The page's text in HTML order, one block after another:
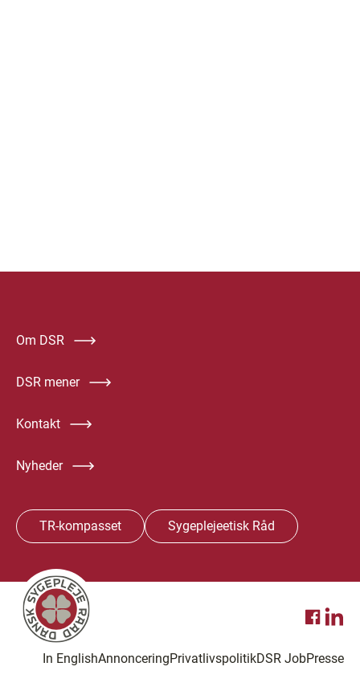
Om DSR
DSR mener
Kontakt
Nyheder
TR-kompasset Sygeplejeetisk Råd
In EnglishAnnonceringPrivatlivspolitikDSR JobPresse